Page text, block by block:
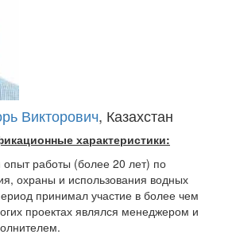
Викторович, Казахстан
характеристики:
работы (более 20 лет) по
охраны и использования водных
принимал участие в более чем
проектах являлся менеджером и